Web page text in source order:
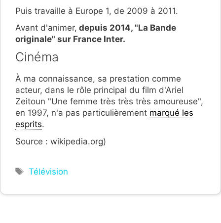
Puis travaille à Europe 1, de 2009 à 2011.
Avant d'animer, depuis 2014, "La Bande
originale" sur France Inter.
Cinéma
À ma connaissance, sa prestation comme
acteur, dans le rôle principal du film d'Ariel
Zeitoun "Une femme très très très amoureuse",
en 1997, n'a pas particulièrement marqué les
esprits.
Source : wikipedia.org)
Étiquettes
Télévision